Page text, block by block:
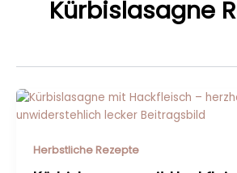
Kürbislasagne
Herbstliche Rezepte